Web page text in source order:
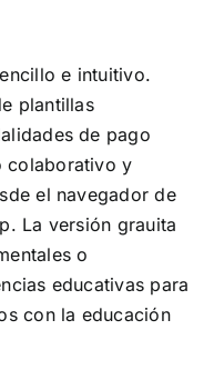
e intuitivo.
plantillas
de pago
colaborativo y
el navegador de
La versión grauita
o
educativas para
con la educación